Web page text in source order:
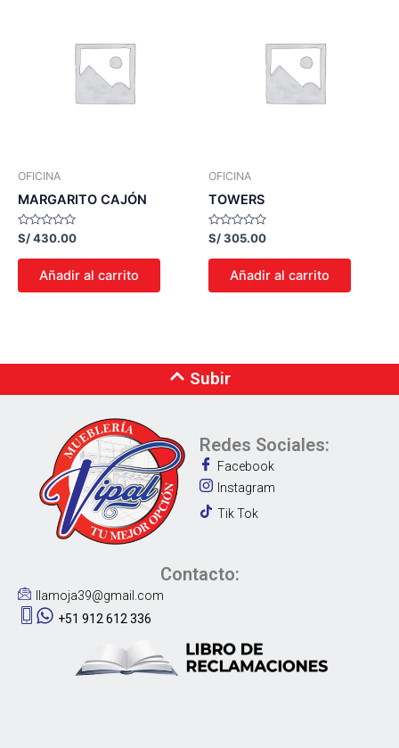
OFICINA
MARGARITO CAJÓN
Valorado
con
0
S/430.00
Añadir al carrito
OFICINA
TOWERS
Valorado
con
0
S/305.00
Añadir al carrito
Subir
Redes Sociales:
Facebook
Instagram
Tik Tok
Contacto:
llamoja39@gmail.com
+51 912 612 336